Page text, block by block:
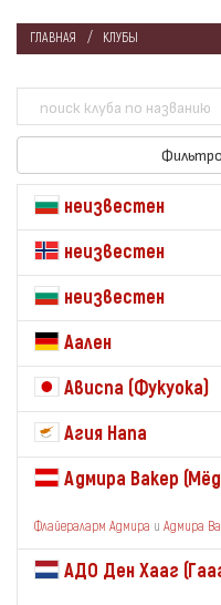
ГЛАВНАЯ КЛУБЫ
неизвестен
неизвестен
неизвестен
Аален
Ависпа (Фукуока)
Агия Напа
Адмира Вакер
Флайераларм Адмира и Адмира
АДО Ден Хааг